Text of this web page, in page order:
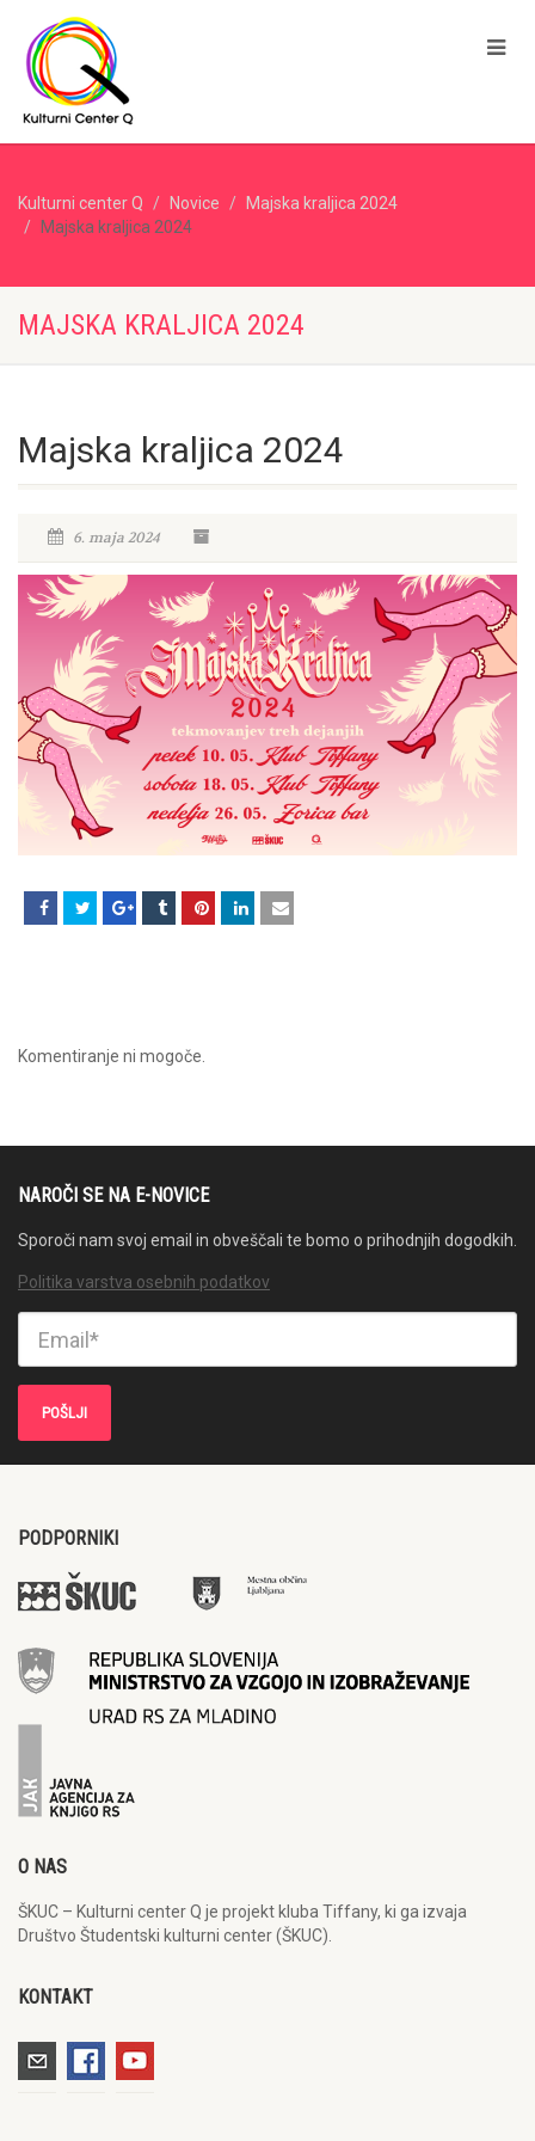
Kulturni center Q Novice
Majska kraljica 2024
Majska kraljica 2024
MAJSKA KRALJICA 2024
Majska kraljica 2024
6. maja 2024
Komentiranje ni mogoče.
NAROČI SE NA E-NOVICE
Sporoči nam svoj email in obveščali te bomo o prihodnjih dogodkih.
Politika varstva osebnih podatkov
PODPORNIKI
O NAS
ŠKUC – Kulturni center Q je projekt kluba Tiffany, ki ga izvaja
Društvo Študentski kulturni center (ŠKUC).
KONTAKT